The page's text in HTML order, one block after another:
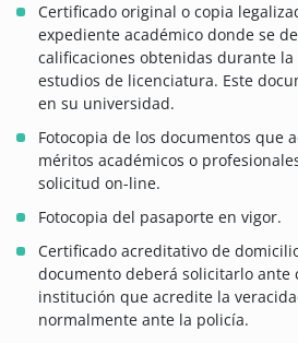
Certificado original o copia
expediente académico donde se
calificaciones obtenidas durante
estudios de licenciatura. Este
en su universidad.
Fotocopia de los documentos que
méritos académicos o
solicitud on-line.
Fotocopia del pasaporte en vigor.
Certificado acreditativo de
documento deberá solicitarlo
institución que acredite la
normalmente ante la policía.